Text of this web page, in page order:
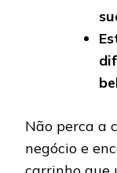
Não perca a
negócio e